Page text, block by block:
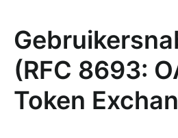
(RFC 8693:
Token